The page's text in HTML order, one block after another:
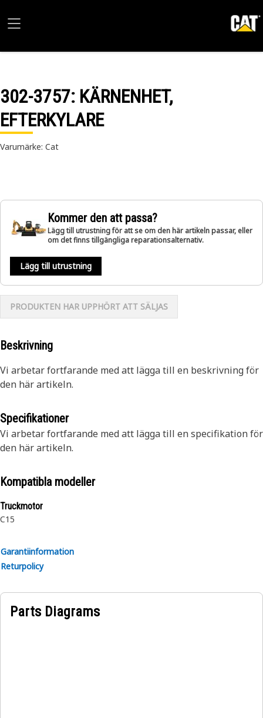
302-3757: KÄRNENHET,
EFTERKYLARE
Varumärke: Cat
Kommer den att passa?
Lägg till utrustning för att se om den här artikeln passar, eller
om det finns tillgängliga reparationsalternativ.
Lägg till utrustning
PRODUKTEN HAR UPPHÖRT ATT SÄLJAS
Beskrivning
Vi arbetar fortfarande med att lägga till en beskrivning för
den här artikeln.
Specifikationer
Vi arbetar fortfarande med att lägga till en specifikation för
den här artikeln.
Kompatibla modeller
Truckmotor
C15
Garantiinformation
Returpolicy
Parts Diagrams